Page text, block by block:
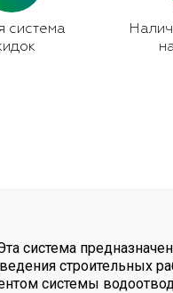
система
система
строительных
системы